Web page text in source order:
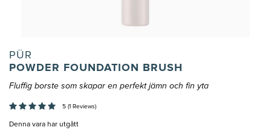
PÜR
POWDER FOUNDATION BRUSH
Fluffig borste som skapar en perfekt jämn och fin yta
5 (1 Reviews)
Denna vara har utgått